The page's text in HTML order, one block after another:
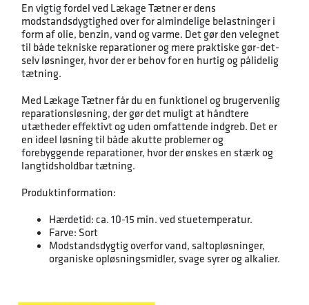
En vigtig fordel ved Lækage Tætner er dens
modstandsdygtighed over for almindelige belastninger i
form af olie, benzin, vand og varme. Det gør den velegnet
til både tekniske reparationer og mere praktiske gør-det-
selv løsninger, hvor der er behov for en hurtig og pålidelig
tætning.
Med Lækage Tætner får du en funktionel og brugervenlig
reparationsløsning, der gør det muligt at håndtere
utætheder effektivt og uden omfattende indgreb. Det er
en ideel løsning til både akutte problemer og
forebyggende reparationer, hvor der ønskes en stærk og
langtidsholdbar tætning.
Produktinformation:
Hærdetid: ca. 10-15 min. ved stuetemperatur.
Farve: Sort
Modstandsdygtig overfor vand, saltopløsninger,
organiske opløsningsmidler, svage syrer og alkalier.